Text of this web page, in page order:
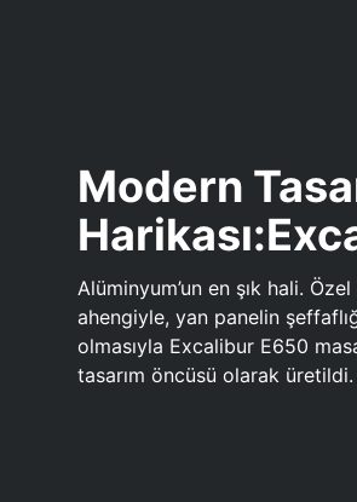
Modern
Alüminyum’un en şık hali.
ahengiyle, yan panelin
olmasıyla Excalibur E650
tasarım öncüsü olarak üretildi.